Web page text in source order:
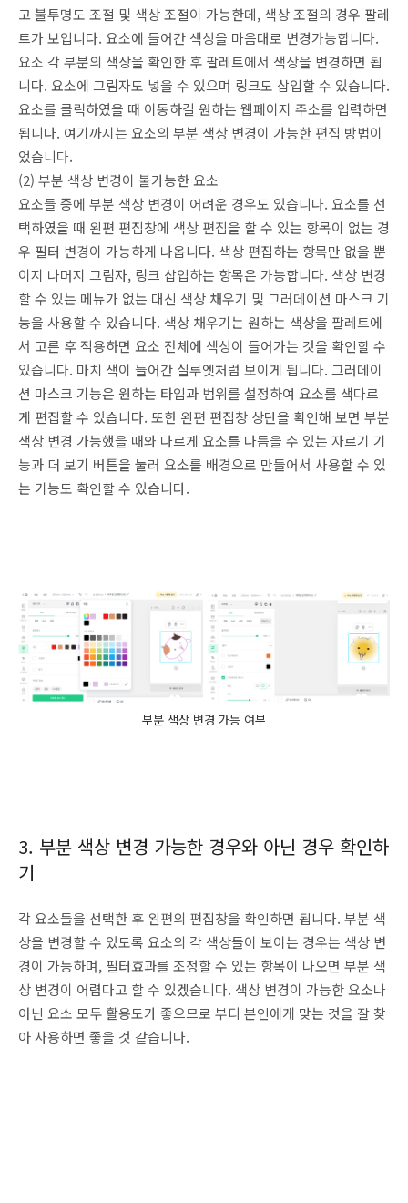
고 불투명도 조절 및 색상 조절이 가능한데, 색상 조절의 경우 팔레
트가 보입니다. 요소에 들어간 색상을 마음대로 변경가능합니다.
요소 각 부분의 색상을 확인한 후 팔레트에서 색상을 변경하면 됩
니다. 요소에 그림자도 넣을 수 있으며 링크도 삽입할 수 있습니다.
요소를 클릭하였을 때 이동하길 원하는 웹페이지 주소를 입력하면
됩니다. 여기까지는 요소의 부분 색상 변경이 가능한 편집 방법이
었습니다.
(2) 부분 색상 변경이 불가능한 요소
요소들 중에 부분 색상 변경이 어려운 경우도 있습니다. 요소를 선
택하였을 때 왼편 편집창에 색상 편집을 할 수 있는 항목이 없는 경
우 필터 변경이 가능하게 나옵니다. 색상 편집하는 항목만 없을 뿐
이지 나머지 그림자, 링크 삽입하는 항목은 가능합니다. 색상 변경
할 수 있는 메뉴가 없는 대신 색상 채우기 및 그러데이션 마스크 기
능을 사용할 수 있습니다. 색상 채우기는 원하는 색상을 팔레트에
서 고른 후 적용하면 요소 전체에 색상이 들어가는 것을 확인할 수
있습니다. 마치 색이 들어간 실루엣처럼 보이게 됩니다. 그러데이
션 마스크 기능은 원하는 타입과 범위를 설정하여 요소를 색다르
게 편집할 수 있습니다. 또한 왼편 편집창 상단을 확인해 보면 부분
색상 변경 가능했을 때와 다르게 요소를 다듬을 수 있는 자르기 기
능과 더 보기 버튼을 눌러 요소를 배경으로 만들어서 사용할 수 있
는 기능도 확인할 수 있습니다.
부분 색상 변경 가능 여부
3. 부분 색상 변경 가능한 경우와 아닌 경우 확인하
기
각 요소들을 선택한 후 왼편의 편집창을 확인하면 됩니다. 부분 색
상을 변경할 수 있도록 요소의 각 색상들이 보이는 경우는 색상 변
경이 가능하며, 필터효과를 조정할 수 있는 항목이 나오면 부분 색
상 변경이 어렵다고 할 수 있겠습니다. 색상 변경이 가능한 요소나
아닌 요소 모두 활용도가 좋으므로 부디 본인에게 맞는 것을 잘 찾
아 사용하면 좋을 것 같습니다.